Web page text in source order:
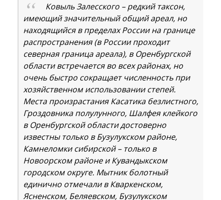
Ковыль Залесского – редкий таксон,
имеющий значительный общий ареал, но
находящийся в пределах России на границе
распространения (в России проходит
северная граница ареала), в Оренбургской
области встречается во всех районах, но
очень быстро сокращает численность при
хозяйственном использовании степей.
Места произрастания Касатика безлистного,
Гроздовника полулунного, Шалфея клейкого
в Оренбургской области достоверно
известны только в Бузулукском районе,
Камнеломки сибирской – только в
Новоорском районе и Кувандыкском
городском округе. Мытник болотный
единично отмечали в Кваркенском,
Ясненском, Беляевском, Бузулукском